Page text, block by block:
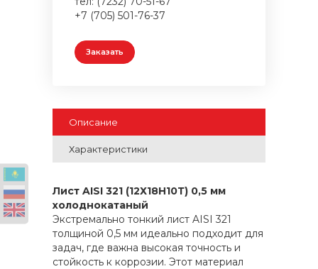
+7 (705) 501-76-37
Заказать
Описание
Характеристики
Лист AISI 321 (12Х18Н10Т) 0,5 мм
холоднокатаный
Экстремально тонкий лист AISI 321
толщиной 0,5 мм идеально подходит для
задач, где важна высокая точность и
стойкость к коррозии. Этот материал